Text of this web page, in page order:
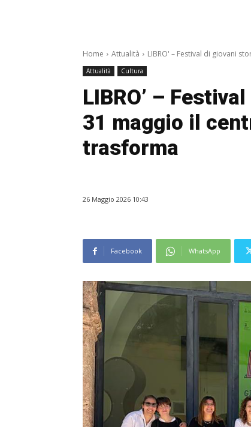
Home Attualità LIBRO' – Festival di giovani
Attualità Cultura
LIBRO’ –
31 maggio il
trasforma
26 Maggio 2026 10:43
Facebook WhatsApp